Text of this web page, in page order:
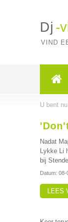
Dj -
VIND
U bent
Nadat
Lykke Li
bij
Datum: 08-
LEES